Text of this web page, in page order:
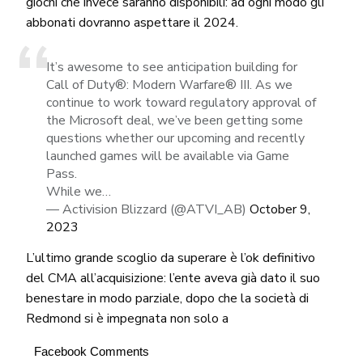
abbonati dovranno aspettare il 2024.
It’s awesome to see anticipation building for
Call of Duty®: Modern Warfare® III. As we
continue to work toward regulatory approval of
the Microsoft deal, we’ve been getting some
questions whether our upcoming and recently
launched games will be available via Game
Pass.
While we…
— Activision Blizzard (@ATVI_AB)October 9,
2023
L’ultimo grande scoglio da superare è l’ok definitivo
del CMA all’acquisizione: l’ente aveva già dato il suo
benestare in modo parziale, dopo che la società di
Redmond si è impegnata non solo a
Facebook Comments